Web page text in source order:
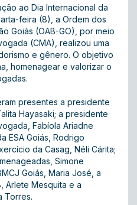
ao Dia Internacional da
feira (8), a Ordem dos
Goiás (OAB-GO), por meio
(CMA), realizou uma
e gênero. O objetivo
homenagear e valorizar o
presentes a presidente
Hayasaki; a presidente
Fabíola Ariadne
ESA Goiás, Rodrigo
da Casag, Néli Cárita;
Simone
Goiás, Maria José, a
Arlete Mesquita e a
Torres.